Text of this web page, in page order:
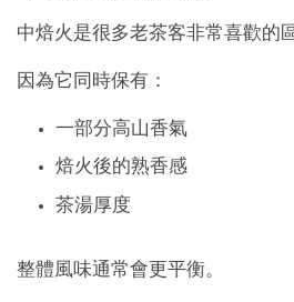
中焙火是很多老茶客非常喜歡的
因為它同時保有：
一部分高山香氣
焙火後的熟香感
茶湯厚度
整體風味通常會更平衡。